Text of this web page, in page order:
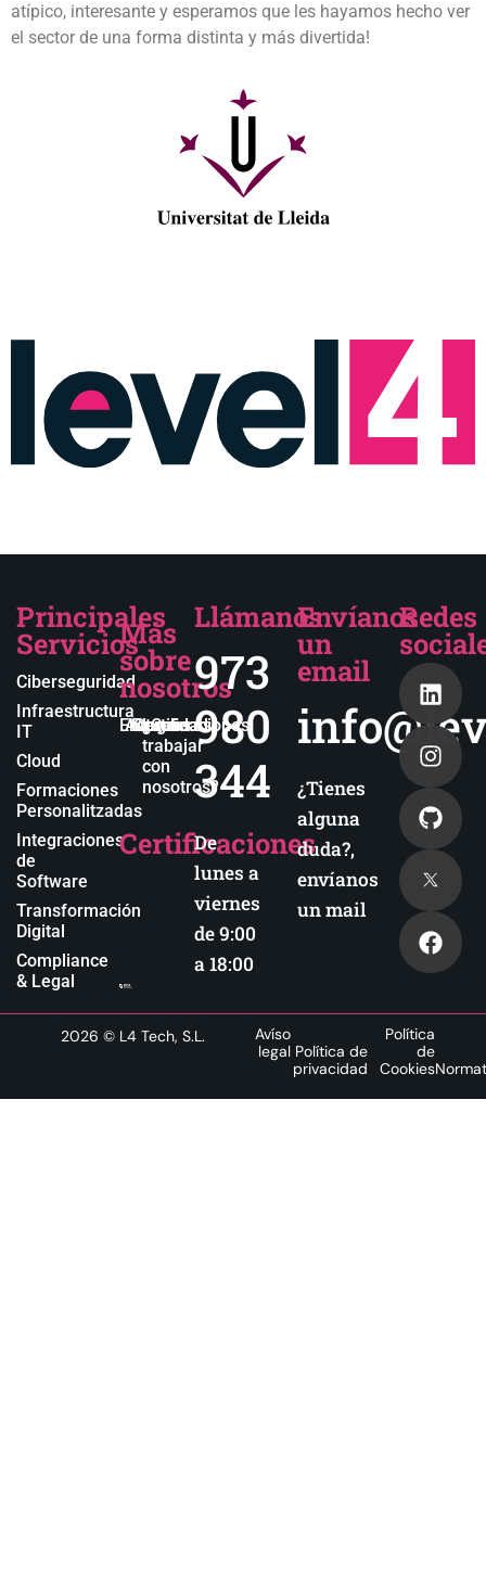
atípico, interesante y esperamos que les hayamos hecho ver
el sector de una forma distinta y más divertida!
Principales
Servicios
Ciberseguridad
Infraestructura
IT
Cloud
Formaciones
Personalitzadas
Integraciones
de
Software
Transformación
Digital
Compliance
& Legal
Más
sobre
nosotros
Empresa
Actualidad
Blog
Certificaciones
¿Quieres
trabajar
con
nosotros?
Certificaciones
Llámanos
973
980
344
De
lunes a
viernes
de 9:00
a 18:00
Envíanos
un
email
¿Tienes
alguna
duda?,
envíanos
un mail
Redes
2026 © L4 Tech, S.L.
Avíso
legal Política de
privacidad
Política
de
Cookies